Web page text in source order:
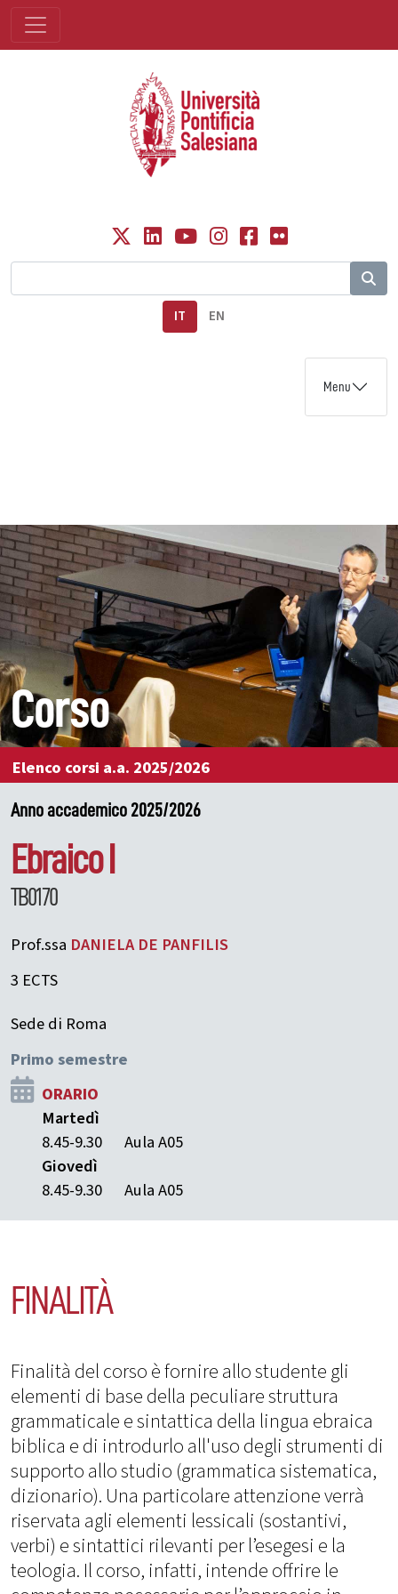
IT EN
Menu
Corso
Elenco corsi a.a. 2025/2026
Anno accademico 2025/2026
Ebraico I
TB0170
Prof.ssa DANIELA DE PANFILIS
3 ECTS
Sede di Roma
Primo semestre
ORARIO
Martedì
8.45-9.30
Aula A05
Giovedì
8.45-9.30
Aula A05
FINALITÀ
Finalità del corso è fornire allo studente gli
elementi di base della peculiare struttura
grammaticale e sintattica della lingua ebraica
biblica e di introdurlo all'uso degli strumenti di
supporto allo studio (grammatica sistematica,
dizionario). Una particolare attenzione verrà
riservata agli elementi lessicali (sostantivi,
verbi) e sintattici rilevanti per l’esegesi e la
teologia. Il corso, infatti, intende offrire le